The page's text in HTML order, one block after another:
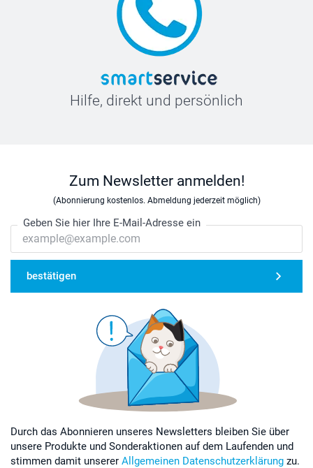
Hilfe, direkt und persönlich
Zum Newsletter anmelden!
(Abonnierung kostenlos. Abmeldung jederzeit möglich)
Geben Sie hier Ihre E-Mail-Adresse ein
bestätigen
Durch das Abonnieren unseres Newsletters bleiben Sie über
unsere Produkte und Sonderaktionen auf dem Laufenden und
stimmen damit unserer Allgemeinen Datenschutzerklärung zu.